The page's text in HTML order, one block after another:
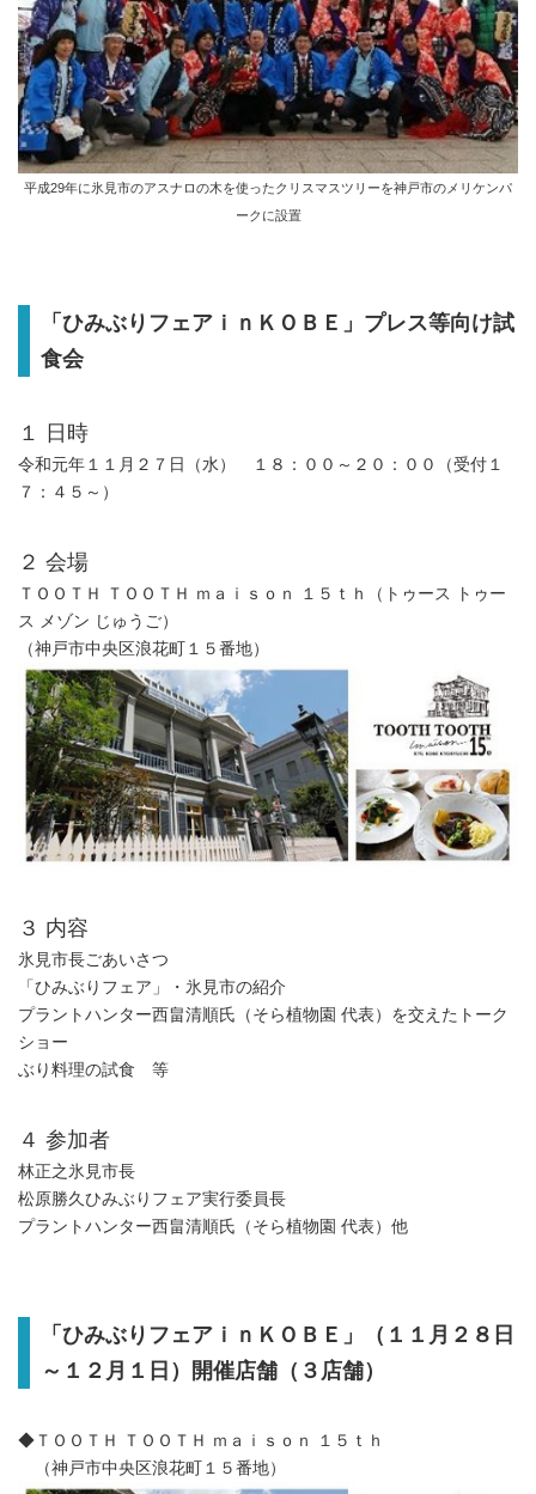
平成29年に氷見市のアスナロの木を使ったクリスマスツリーを神戸市のメリケンパ
ークに設置
「ひみぶりフェアｉｎＫＯＢＥ」プレス等向け試
食会
１ 日時
令和元年１１月２７日（水） １８：００～２０：００（受付１
７：４５～）
２ 会場
ＴＯＯＴＨ ＴＯＯＴＨ ｍａｉｓｏｎ １５ｔｈ（トゥース トゥー
ス メゾン じゅうご）
（神戸市中央区浪花町１５番地）
３ 内容
氷見市長ごあいさつ
「ひみぶりフェア」・氷見市の紹介
プラントハンター西畠清順氏（そら植物園 代表）を交えたトーク
ショー
ぶり料理の試食 等
４ 参加者
林正之氷見市長
松原勝久ひみぶりフェア実行委員長
プラントハンター西畠清順氏（そら植物園 代表）他
「ひみぶりフェアｉｎＫＯＢＥ」（１１月２８日
～１２月１日）開催店舗（３店舗）
◆ＴＯＯＴＨ ＴＯＯＴＨ ｍａｉｓｏｎ １５ｔｈ
（神戸市中央区浪花町１５番地）